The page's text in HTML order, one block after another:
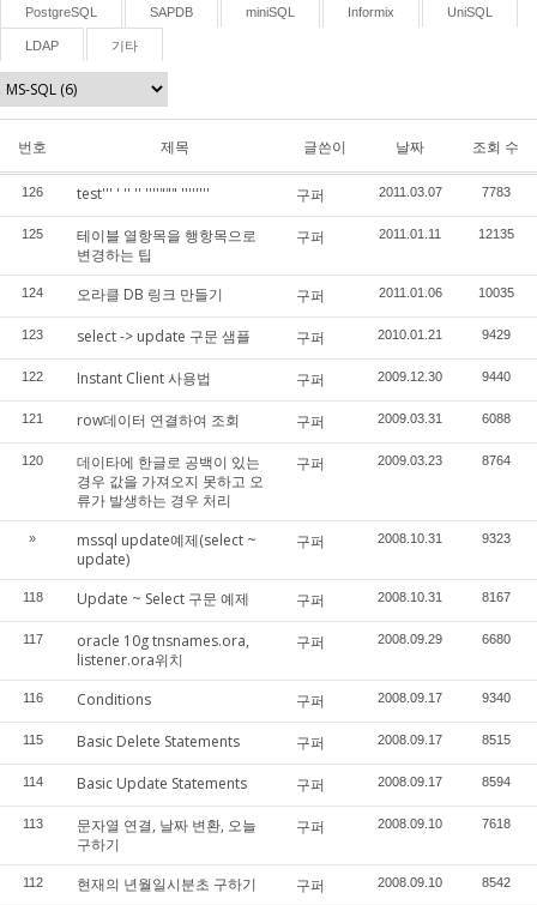
PostgreSQL SAPDB miniSQL Informix UniSQL
LDAP 기타
번호 제목 글쓴이 날짜 조회 수
126 test''' ' '' '' ''''""" '''''''' 구퍼 2011.03.07 7783
125
테이블 열항목을 행항목으로
변경하는 팁
구퍼 2011.01.11 12135
124 오라클 DB 링크 만들기 구퍼 2011.01.06 10035
123 select -> update 구문 샘플 구퍼 2010.01.21 9429
122 Instant Client 사용법 구퍼 2009.12.30 9440
121 row데이터 연결하여 조회 구퍼 2009.03.31 6088
120
데이타에 한글로 공백이 있는
경우 값을 가져오지 못하고 오
류가 발생하는 경우 처리
구퍼 2009.03.23 8764
»
mssql update예제(select ~
update)
구퍼 2008.10.31 9323
118 Update ~ Select 구문 예제 구퍼 2008.10.31 8167
117
oracle 10g tnsnames.ora,
listener.ora위치
구퍼 2008.09.29 6680
116 Conditions 구퍼 2008.09.17 9340
115 Basic Delete Statements 구퍼 2008.09.17 8515
114 Basic Update Statements 구퍼 2008.09.17 8594
113
문자열 연결, 날짜 변환, 오늘
구하기
구퍼 2008.09.10 7618
112 현재의 년월일시분초 구하기 구퍼 2008.09.10 8542